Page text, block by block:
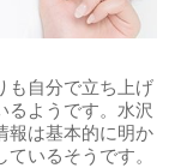
も自分で立ち上げ
るようです。水沢
報は基本的に明か
いるそうです。